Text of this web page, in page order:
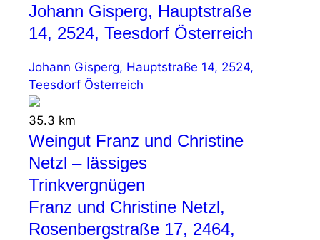
Johann Gisperg, Hauptstraße
14, 2524, Teesdorf Österreich
Johann Gisperg, Hauptstraße 14, 2524,
Teesdorf Österreich
35.3 km
Weingut Franz und Christine
Netzl – lässiges
Trinkvergnügen
Franz und Christine Netzl,
Rosenbergstraße 17, 2464,